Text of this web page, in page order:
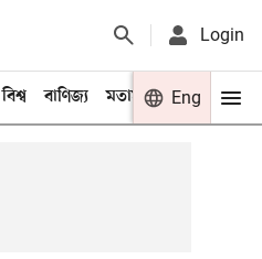
Login
বিশ্ব বাণিজ্য মতামত খেলা
Eng